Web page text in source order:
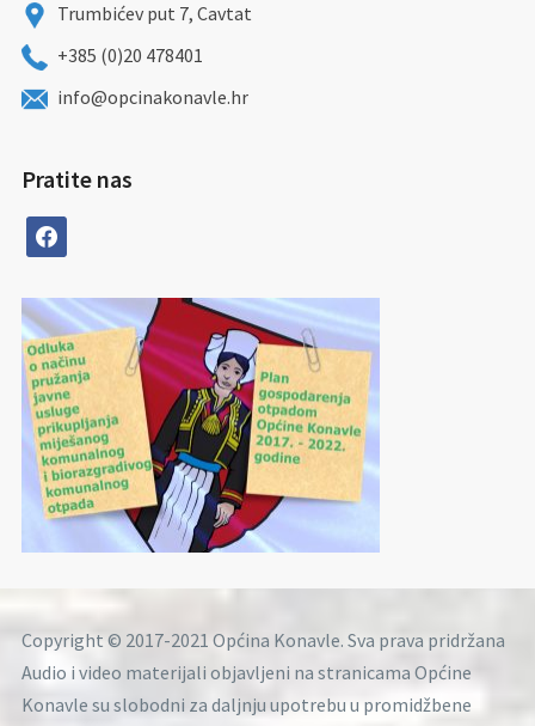
Trumbićev put 7, Cavtat
+385 (0)20 478401
info@opcinakonavle.hr
Pratite nas
facebook
Copyright © 2017-2021 Općina Konavle. Sva prava pridržana
Audio i video materijali objavljeni na stranicama Općine
Konavle su slobodni za daljnju upotrebu u promidžbene